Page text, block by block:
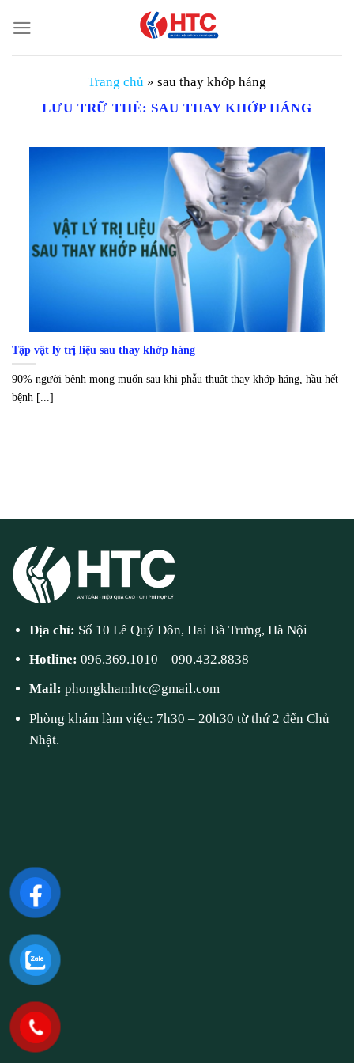
đến
nội
Trang chủ » sau thay khớp háng
LƯU TRỮ THẺ: SAU THAY KHỚP HÁNG
Tập vật lý trị liệu sau thay khớp háng
90% người bệnh mong muốn sau khi phẫu thuật thay khớp háng, hầu hết
bệnh [...]
Địa chỉ: Số 10 Lê Quý Đôn, Hai Bà Trưng, Hà Nội
Hotline:096.369.1010 –090.432.8838
Mail:phongkhamhtc@gmail.com
Phòng khám làm việc: 7h30 – 20h30 từ thứ 2 đến Chủ
Nhật.